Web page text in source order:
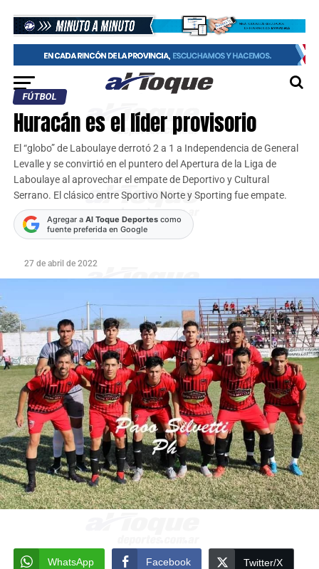
FÚTBOL
Huracán es el líder provisorio
El “globo” de Laboulaye derrotó 2 a 1 a Independencia de General
Levalle y se convirtió en el puntero del Apertura de la Liga de
Laboulaye al aprovechar el empate de Deportivo y Cultural
Serrano. El clásico entre Sportivo Norte y Sporting fue empate.
Agregar a Al Toque Deportescomo
fuente preferida en Google
27 de abril de 2022
WhatsApp Facebook Twitter/X